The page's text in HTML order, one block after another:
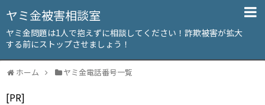
ヤミ金被害相談室
ヤミ金問題は1人で抱えずに相談してください！詐欺被害が拡大
する前にストップさせましょう！
ホーム ヤミ金電話番号一覧
[PR]